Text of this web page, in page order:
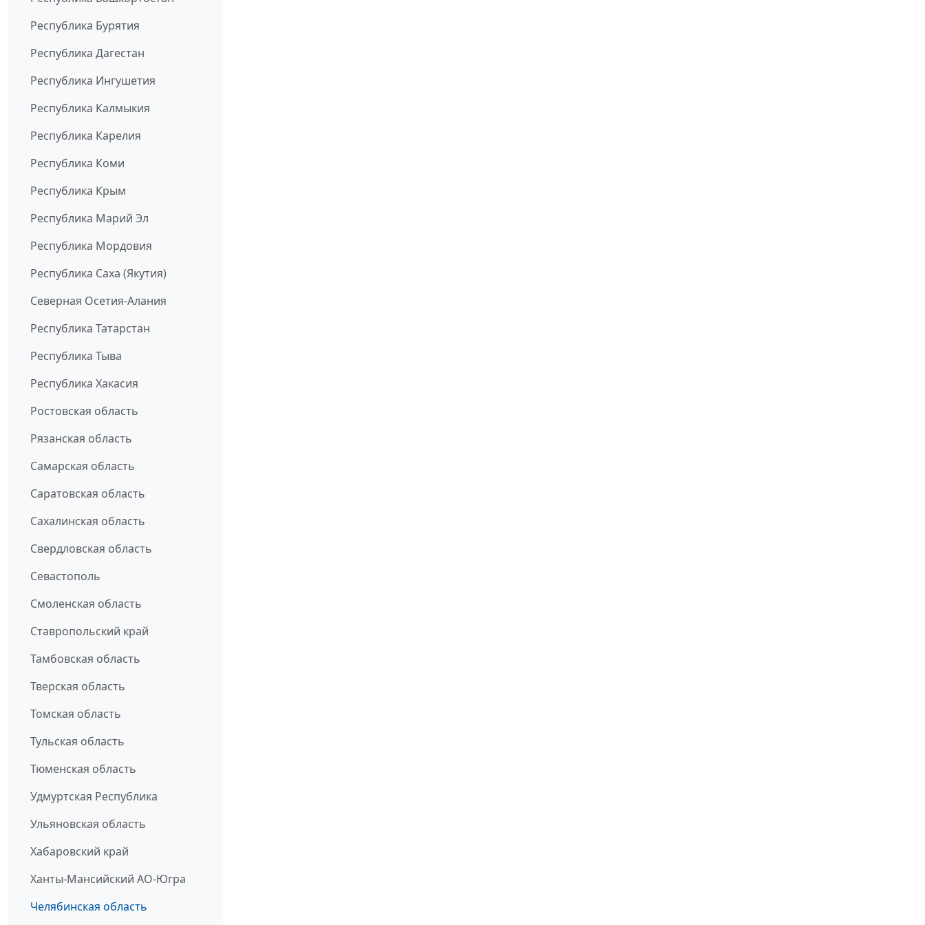
Республика Бурятия
Республика Дагестан
Республика Ингушетия
Республика Калмыкия
Республика Карелия
Республика Коми
Республика Крым
Республика Марий Эл
Республика Мордовия
Республика Саха (Якутия)
Северная Осетия-Алания
Республика Татарстан
Республика Тыва
Республика Хакасия
Ростовская область
Рязанская область
Самарская область
Саратовская область
Сахалинская область
Свердловская область
Севастополь
Смоленская область
Ставропольский край
Тамбовская область
Тверская область
Томская область
Тульская область
Тюменская область
Удмуртская Республика
Ульяновская область
Хабаровский край
Ханты-Мансийский АО-Югра
Челябинская область